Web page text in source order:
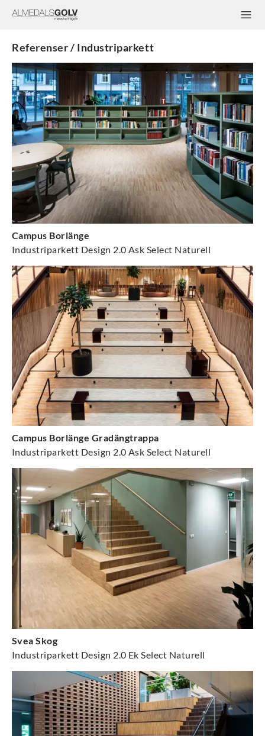
Referenser / Industriparkett
Campus Borlänge
Industriparkett Design 2.0 Ask Select Naturell
Campus Borlänge Gradängtrappa
Industriparkett Design 2.0 Ask Select Naturell
Svea Skog
Industriparkett Design 2.0 Ek Select Naturell